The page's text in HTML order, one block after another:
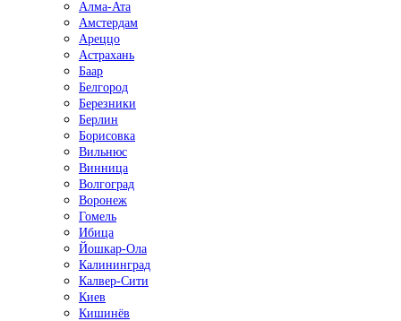
Алма-Ата
Амстердам
Ареццо
Астрахань
Баар
Белгород
Березники
Берлин
Борисовка
Вильнюс
Винница
Волгоград
Воронеж
Гомель
Ибица
Йошкар-Ола
Калининград
Калвер-Сити
Киев
Кишинёв